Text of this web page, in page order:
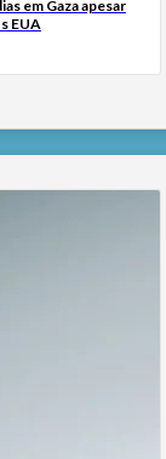
em Gaza apesar
EUA